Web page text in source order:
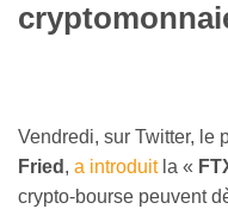
Vendredi, sur Twitter, le
Fried , a introduitla «
crypto-bourse peuvent